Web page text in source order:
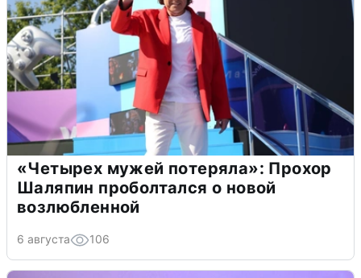
«Четырех мужей потеряла»: Прохор
Шаляпин проболтался о новой
возлюбленной
6 августа 106